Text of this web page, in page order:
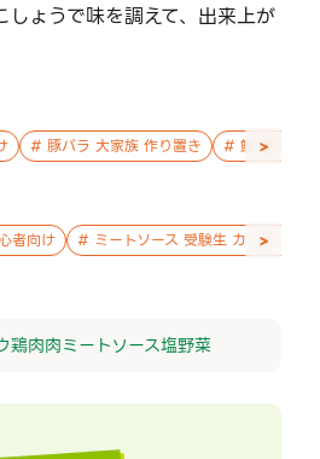
ょうで味を調えて、出来上が
# 豚バラ 大家族 作り置き # 鮭 親子 作
>
者向け # ミートソース 受験生 カリカリ
>
鶏肉肉ミートソース塩野菜